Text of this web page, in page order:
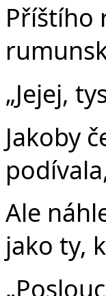
Příštího
„Jejej,
Jakoby
Ale
jako ty,